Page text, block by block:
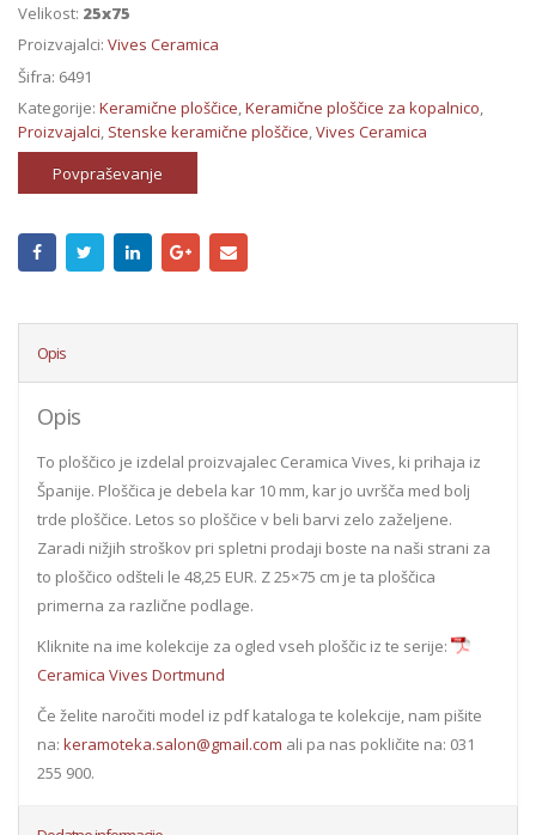
Velikost: 25x75
Proizvajalci: Vives Ceramica
Šifra: 6491
Kategorije: Keramične ploščice,Keramične ploščice za kopalnico,
Proizvajalci, Stenske keramične ploščice,Vives Ceramica
Povpraševanje
Opis
Opis
To ploščico je izdelal proizvajalec Ceramica Vives, ki prihaja iz
Španije. Ploščica je debela kar 10 mm, kar jo uvršča med bolj
trde ploščice. Letos so ploščice v beli barvi zelo zaželjene.
Zaradi nižjih stroškov pri spletni prodaji boste na naši strani za
to ploščico odšteli le 48,25 EUR. Z 25×75 cm je ta ploščica
primerna za različne podlage.
Kliknite na ime kolekcije za ogled vseh ploščic iz te serije:
Ceramica Vives Dortmund
Če želite naročiti model iz pdf kataloga te kolekcije, nam pišite
na: keramoteka.salon@gmail.com ali pa nas pokličite na: 031
255 900.